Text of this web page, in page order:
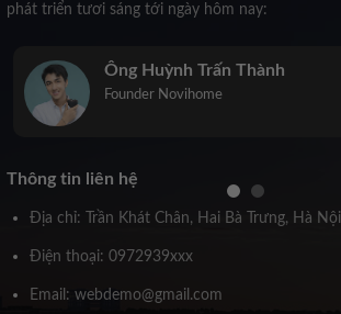
phát triển tươi sáng tới ngày hôm nay:
Trịnh Kiều Anh
Thông tin liên hệ
Địa chỉ: Trần Khát Chân, Hai Bà Trưng, Hà Nội
Điện thoại: 0972939xxx
Email: webdemo@gmail.com